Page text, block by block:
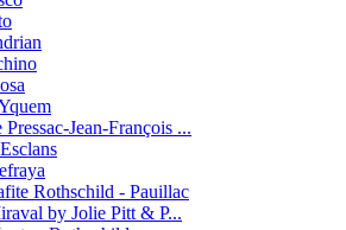
Pressac-Jean-François ...
Rothschild - Pauillac
by Jolie Pitt & P...